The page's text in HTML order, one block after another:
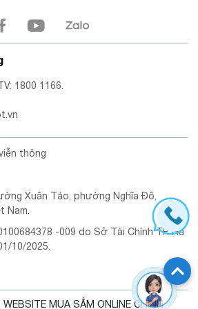
1800 1166.
thông
Xuân Tảo, phường Nghĩa Đô,
Nam.
-009 do Sở Tài Chính TP. Hà
10/2025.
WEBSITE MUA SẮM ONLINE CHÍNH